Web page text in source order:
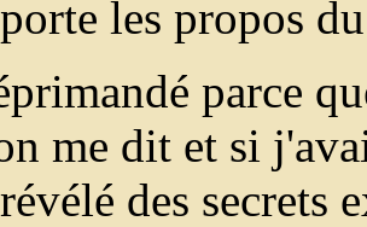
les propos
parce
me dit et si
des secrets